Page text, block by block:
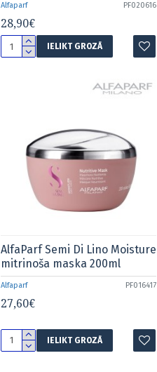
Alfaparf PF020616
28,90€
IELIKT GROZĀ
Alfaparf PF016417
AlfaParf Semi Di Lino Moisture
mitrinoša maska 200ml
27,60€
IELIKT GROZĀ